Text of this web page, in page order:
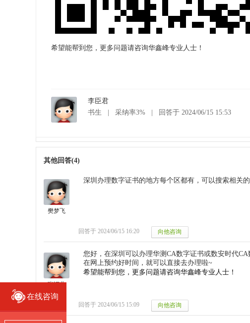
希望能帮到您，更多问题请咨询华鑫峰专业人士！
李臣君
书生
采纳率3% 回答于 2024/06/15 15:53
其他回答(4)
樊梦飞
深圳办理数字证书的地方每个区都有，可以搜索相关
回答于 2024/06/15 16:20
张汇北
您好，在深圳可以办理华测CA数字证书或数安时代
在网上预约好时间，就可以直接去办理啦~
希望能帮到您，更多问题请咨询华鑫峰专业人士！
回答于 2024/06/15 15:09
在线咨询
在线咨询